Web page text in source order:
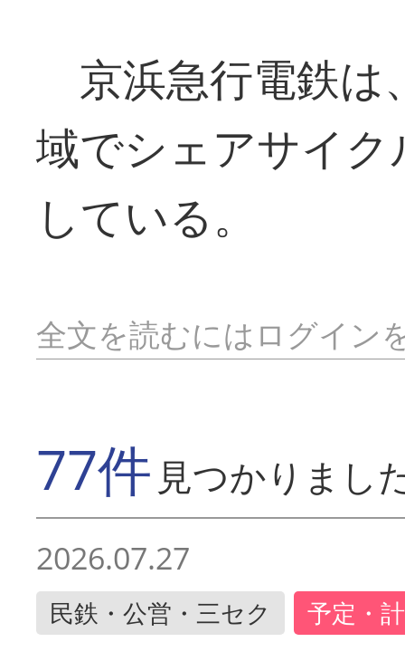
京浜急行電鉄は
域でシェアサイ
している。
全文を読むにはログイン
77件 見つかりまし
2026.07.27
民鉄・公営・三セク 予定・